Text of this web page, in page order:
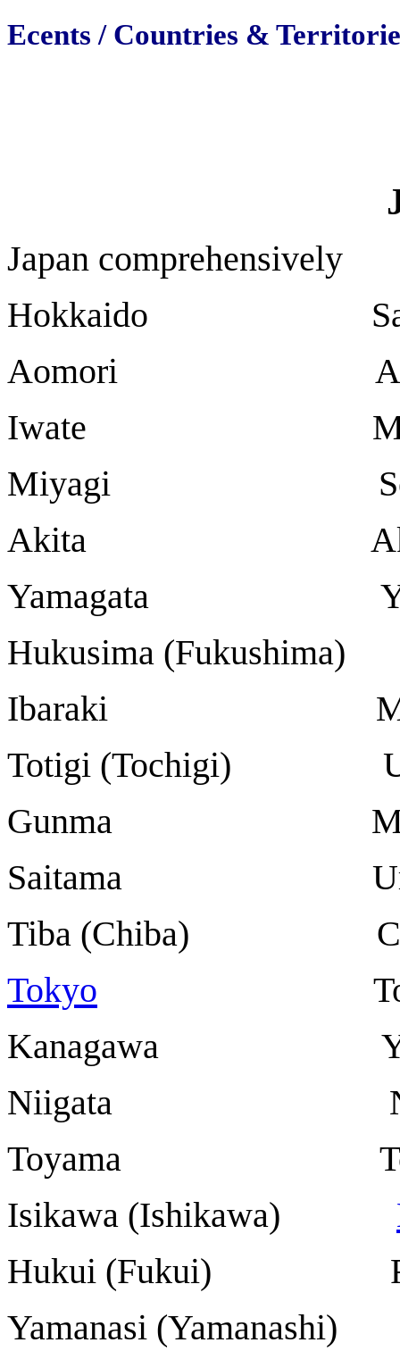
Ecents / Countries &
Japan comprehensively
Hokkaido
Aomori
Iwate
Miyagi
Akita
Yamagata
Hukusima (Fukushima)
Ibaraki
Totigi (Tochigi)
Gunma
Saitama
Tiba (Chiba)
Tokyo
Kanagawa
Niigata
Toyama
Isikawa (Ishikawa)
Hukui (Fukui)
Yamanasi